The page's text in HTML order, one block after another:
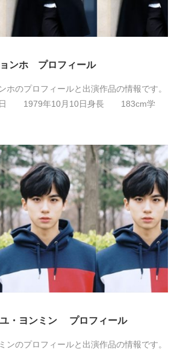
ンホ プロフィール
のプロフィールと出演作品の情報です。
日 1979年10月10日身長 183cm学
・ヨンミン プロフィール
のプロフィールと出演作品の情報です。